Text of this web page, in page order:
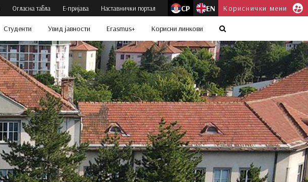
Огласна табла Е-пријава Наставнички портал СР EN Кориснички мени
Студенти Увид јавности Erasmus+ Корисни линкови